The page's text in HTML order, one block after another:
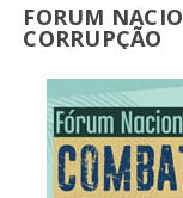
FORUM
CORRUPÇÃO